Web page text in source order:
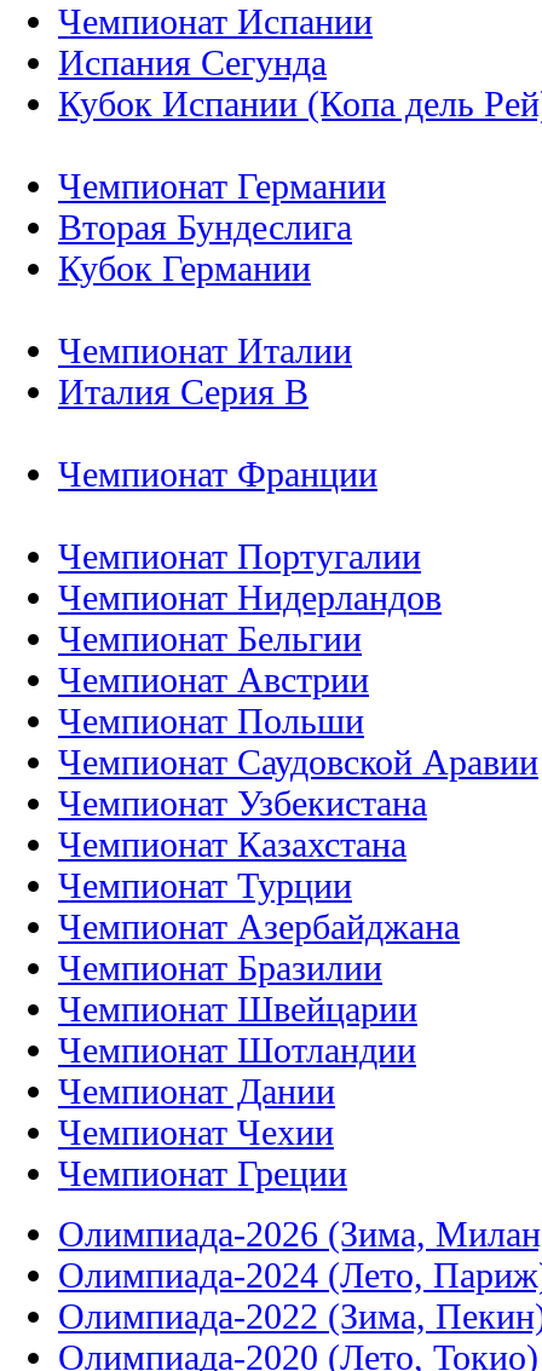
Чемпионат Испании
Испания Сегунда
Кубок Испании (Копа дель
Чемпионат Германии
Вторая Бундеслига
Кубок Германии
Чемпионат Италии
Италия Серия B
Чемпионат Франции
Чемпионат Португалии
Чемпионат Нидерландов
Чемпионат Бельгии
Чемпионат Австрии
Чемпионат Польши
Чемпионат Саудовской Аравии
Чемпионат Узбекистана
Чемпионат Казахстана
Чемпионат Турции
Чемпионат Азербайджана
Чемпионат Бразилии
Чемпионат Швейцарии
Чемпионат Шотландии
Чемпионат Дании
Чемпионат Чехии
Чемпионат Греции
Олимпиада-2026 (Зима,
Олимпиада-2024 (Лето,
Олимпиада-2022 (Зима,
Олимпиада-2020 (Лето, Токио)